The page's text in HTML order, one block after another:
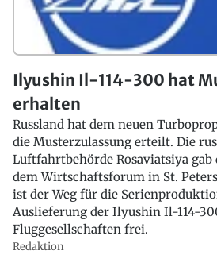
Ilyushin Il-114-300 hat
erhalten
Russland hat dem neuen
die Musterzulassung erteilt. Die
Luftfahrtbehörde Rosaviatsiya
dem Wirtschaftsforum in St.
ist der Weg für die
Auslieferung der Ilyushin Il-114-
Fluggesellschaften frei.
Redaktion